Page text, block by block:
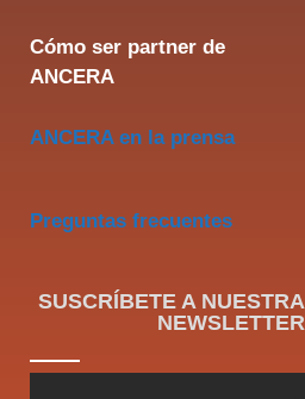
Cómo ser partner de
ANCERA
ANCERA en la prensa
Preguntas frecuentes
SUSCRÍBETE A NUESTRA
NEWSLETTER